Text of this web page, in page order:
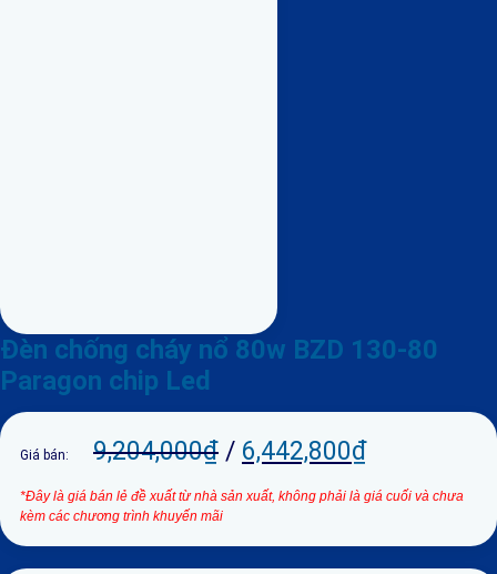
Đèn chống cháy nổ 80w BZD 130-80
Paragon chip Led
Giá bán: 9,204,000₫ / 6,442,800₫
*Đây là giá bán lẻ đề xuất từ nhà sản xuất, không phải là giá cuối và chưa
kèm các chương trình khuyến mãi